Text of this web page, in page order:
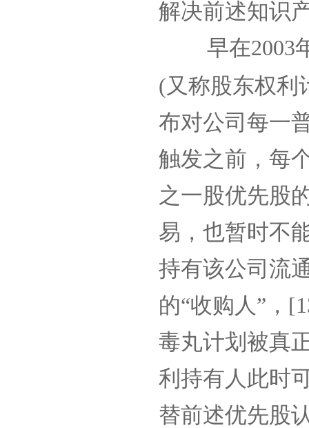
解决前述知识
早在2003
(又称股东权利
布对公司每一
触发之前，每
之一股优先股
易，也暂时不
持有该公司流
的“收购人”，
毒丸计划被真
利持有人此时
替前述优先股